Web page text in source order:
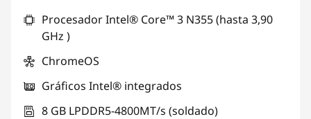
Procesador Intel® Core™ 3 N355 (hasta 3,90
GHz )
ChromeOS
Gráficos Intel® integrados
8 GB LPDDR5-4800MT/s (soldado)